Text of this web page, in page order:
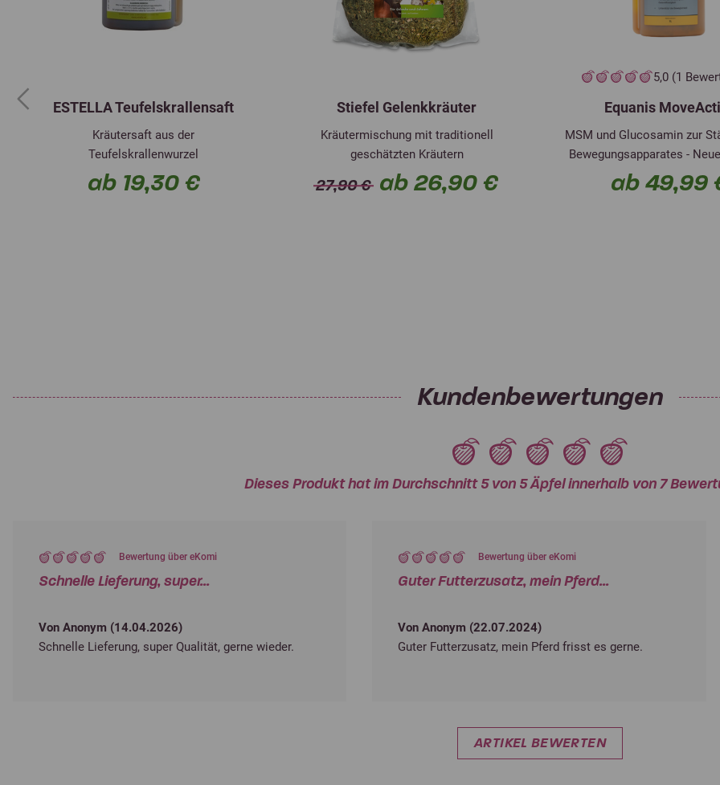
ESTELLA Teufelskrallensaft
Kräutersaft aus der
Teufelskrallenwurzel
ab 19,30 €
Stiefel Gelenkkräuter
Kräutermischung mit traditionell
geschätzten Kräutern
27,90 € ab 26,90 €
5,0 (1
Equanis
MSM und Glucosamin zur
Bewegungsapparates -
ab 49,99
Previous
Kundenbewertungen
Dieses Produkt hat im Durchschnitt 5 von 5 Äpfel innerhalb von 7
Bewertung über eKomi
Schnelle Lieferung, super...
Von Anonym (14.04.2026)
Schnelle Lieferung, super Qualität, gerne wieder.
Bewertung über eKomi
Guter Futterzusatz, mein Pferd...
Von Anonym (22.07.2024)
Guter Futterzusatz, mein Pferd frisst es gerne.
ARTIKEL BEWERTEN